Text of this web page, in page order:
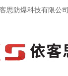
思防爆科技有限公司